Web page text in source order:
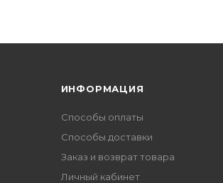
ИНФОРМАЦИЯ
Способы оплаты
Способы доставки
Заказ и возврат товара
Личный кабинет